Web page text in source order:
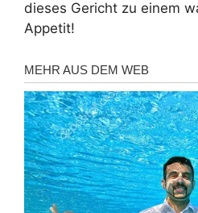
dieses Gericht zu einem
Appetit!